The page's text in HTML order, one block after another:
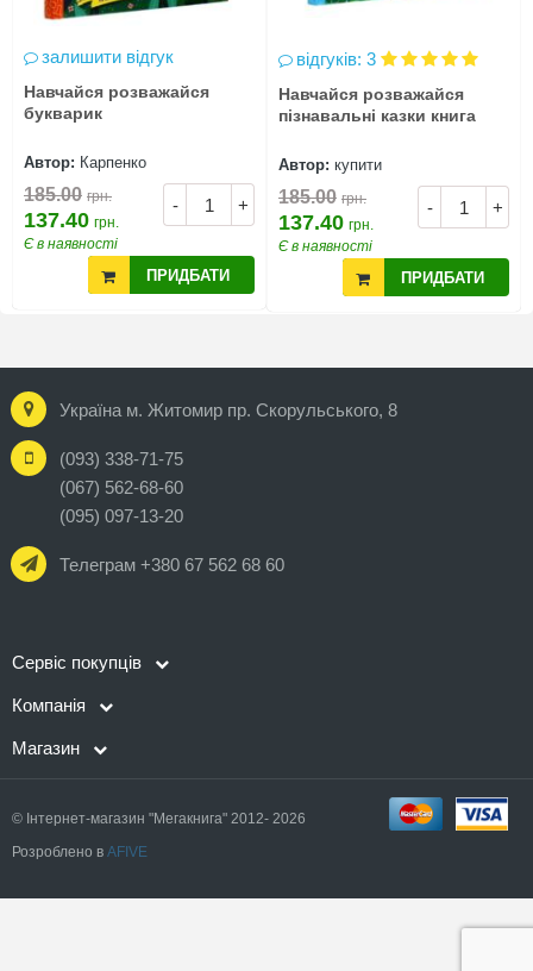
залишити відгук
Навчайся розважайся
букварик
Автор: Карпенко
- +
185.00 грн.
137.40 грн.
Є в наявності
ПРИДБАТИ
відгуків: 3
Навчайся розважайся
пізнавальні казки книга
Автор: купити
- +
185.00 грн.
137.40 грн.
Є в наявності
ПРИДБАТИ
Україна м. Житомир пр. Скорульського, 8
(093) 338-71-75
(067) 562-68-60
(095) 097-13-20
Телеграм +380 67 562 68 60
Сервіс покупців
Компанія
Магазин
© Інтернет-магазин "Мегакнига" 2012- 2026
Розроблено в AFIVE